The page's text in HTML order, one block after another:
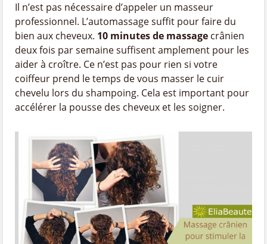
Il n’est pas nécessaire d’appeler un masseur
professionnel. L’automassage suffit pour faire du
bien aux cheveux. 10 minutes de massage crânien
deux fois par semaine suffisent amplement pour les
aider à croître. Ce n’est pas pour rien si votre
coiffeur prend le temps de vous masser le cuir
chevelu lors du shampoing. Cela est important pour
accélérer la pousse des cheveux et les soigner.